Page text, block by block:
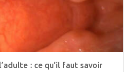
: ce qu’il faut savoir